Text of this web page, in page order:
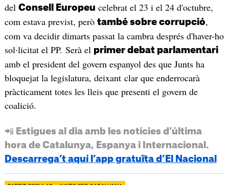
del Consell Europeu celebrat el 23 i el 24 d'octubre,
com estava previst, però també sobre corrupció,
com va decidir dimarts passat la cambra després d'haver-ho
sol·licitat el PP. Serà el primer debat parlamentari
amb el president del govern espanyol des que Junts ha
bloquejat la legislatura, deixant clar que enderrocarà
pràcticament totes les lleis que presenti el govern de
coalició.
📲 Estigues al dia amb les notícies d’última
hora de Catalunya, Espanya i Internacional.
Descarrega’t aquí l’app gratuïta d’El Nacional